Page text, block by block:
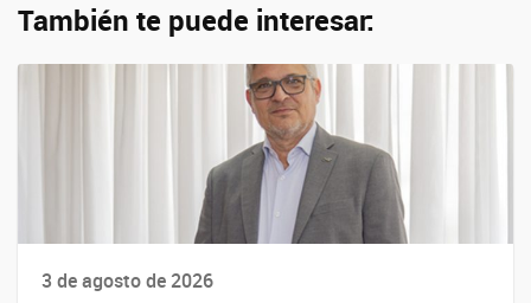
También te puede interesar:
3 de agosto de 2026